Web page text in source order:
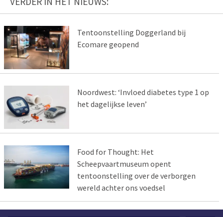
Tentoonstelling Doggerland bij
Ecomare geopend
Noordwest: ‘Invloed diabetes type 1 op
het dagelijkse leven’
Food for Thought: Het
Scheepvaartmuseum opent
tentoonstelling over de verborgen
wereld achter ons voedsel